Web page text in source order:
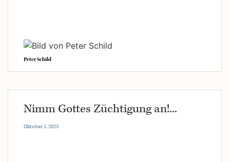
Peter Schild
Nimm Gottes Züchtigung an!...
Oktober 1, 2023